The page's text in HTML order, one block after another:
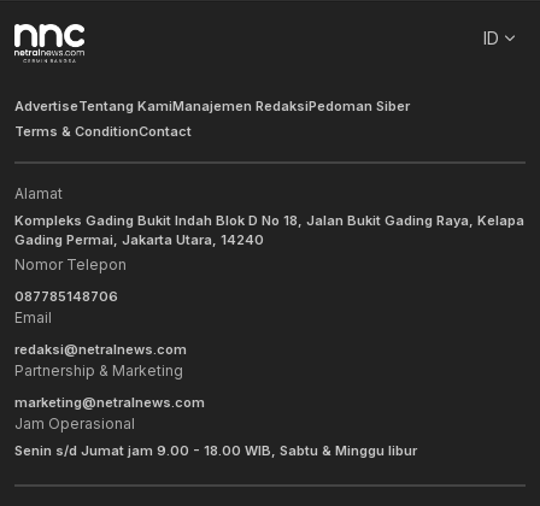
ID
AdvertiseTentang KamiManajemen RedaksiPedoman Siber
Terms & ConditionContact
Alamat
Kompleks Gading Bukit Indah Blok D No 18, Jalan Bukit Gading Raya, Kelapa
Gading Permai, Jakarta Utara, 14240
Nomor Telepon
087785148706
Email
redaksi@netralnews.com
Partnership & Marketing
marketing@netralnews.com
Jam Operasional
Senin s/d Jumat jam 9.00 - 18.00 WIB, Sabtu & Minggu libur